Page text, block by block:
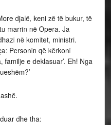
djalë, keni zë të bukur, të
marrin në Opera. Ja
në komitet, ministri.
Personin që kërkoni
familje e deklasuar’. Eh! Nga
dhe tha: